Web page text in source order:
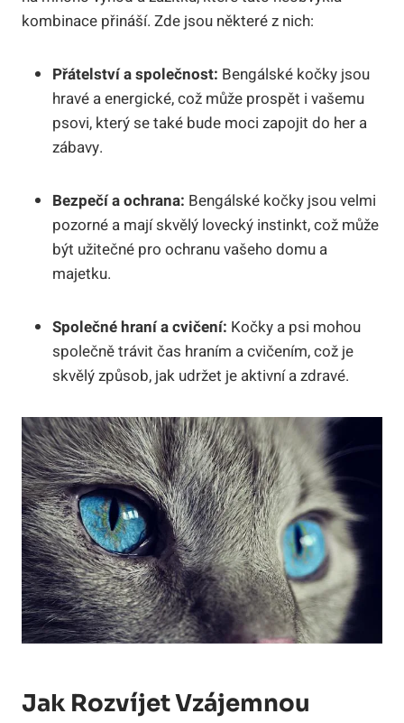
kombinace přináší. Zde jsou některé z nich:
Přátelství a společnost: Bengálské kočky jsou
hravé a energické, což může prospět i vašemu
psovi, který se také bude moci zapojit do her a
zábavy.
Bezpečí a ochrana: Bengálské kočky jsou velmi
pozorné a mají skvělý lovecký instinkt, což může
být užitečné pro ochranu vašeho domu a
majetku.
Společné hraní a cvičení: Kočky a psi mohou
společně trávit čas hraním a cvičením, což je
skvělý způsob, jak udržet je aktivní a zdravé.
Jak Rozvíjet Vzájemnou